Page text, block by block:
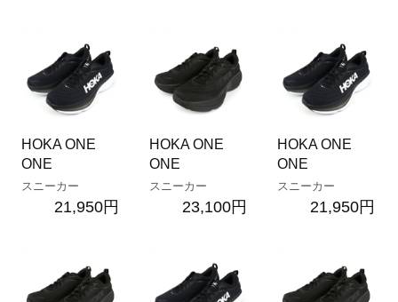
HOKA ONE
ONE
スニーカー
21,950円
HOKA ONE
ONE
スニーカー
23,100円
HOKA ONE
ONE
スニーカー
21,950円